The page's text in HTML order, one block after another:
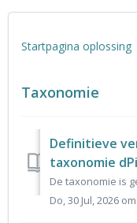
Startpagina oplossing
Taxonomie
Definitieve
taxonomie
Do, 30 Jul, 2026